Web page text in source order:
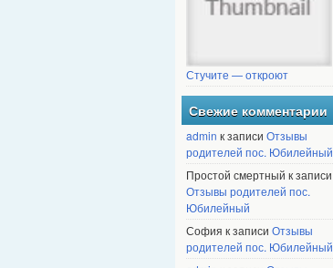
Стучите — откроют
Свежие комментарии
admin к записи Отзывы
родителей пос. Юбилейный
Простой смертный к записи
Отзывы родителей пос.
Юбилейный
София к записи Отзывы
родителей пос. Юбилейный